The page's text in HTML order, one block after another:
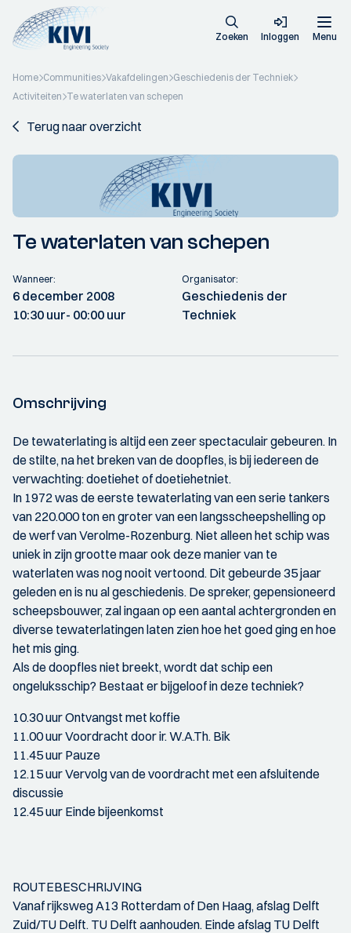
Zoeken Inloggen Menu
Home Communities Vakafdelingen Geschiedenis der Techniek
Activiteiten Te waterlaten van schepen
Terug naar overzicht
Te waterlaten van schepen
Wanneer:
6 december 2008
10:30 uur- 00:00 uur
Organisator:
Geschiedenis der
Techniek
Omschrijving
De tewaterlating is altijd een zeer spectaculair gebeuren. In
de stilte, na het breken van de doopfles, is bij iedereen de
verwachting: doetiehet of doetiehetniet.
In 1972 was de eerste tewaterlating van een serie tankers
van 220.000 ton en groter van een langsscheepshelling op
de werf van Verolme-Rozenburg. Niet alleen het schip was
uniek in zijn grootte maar ook deze manier van te
waterlaten was nog nooit vertoond. Dit gebeurde 35 jaar
geleden en is nu al geschiedenis. De spreker, gepensioneerd
scheepsbouwer, zal ingaan op een aantal achtergronden en
diverse tewaterlatingen laten zien hoe het goed ging en hoe
het mis ging.
Als de doopfles niet breekt, wordt dat schip een
ongeluksschip? Bestaat er bijgeloof in deze techniek?
10.30 uur Ontvangst met koffie
11.00 uur Voordracht door ir. W.A.Th. Bik
11.45 uur Pauze
12.15 uur Vervolg van de voordracht met een afsluitende
discussie
12.45 uur Einde bijeenkomst
ROUTEBESCHRIJVING
Vanaf rijksweg A13 Rotterdam of Den Haag, afslag Delft
Zuid/TU Delft. TU Delft aanhouden. Einde afslag TU Delft